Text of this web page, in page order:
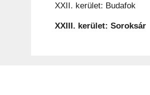
XXII. kerület: Budafok
XXIII. kerület: Soroksár